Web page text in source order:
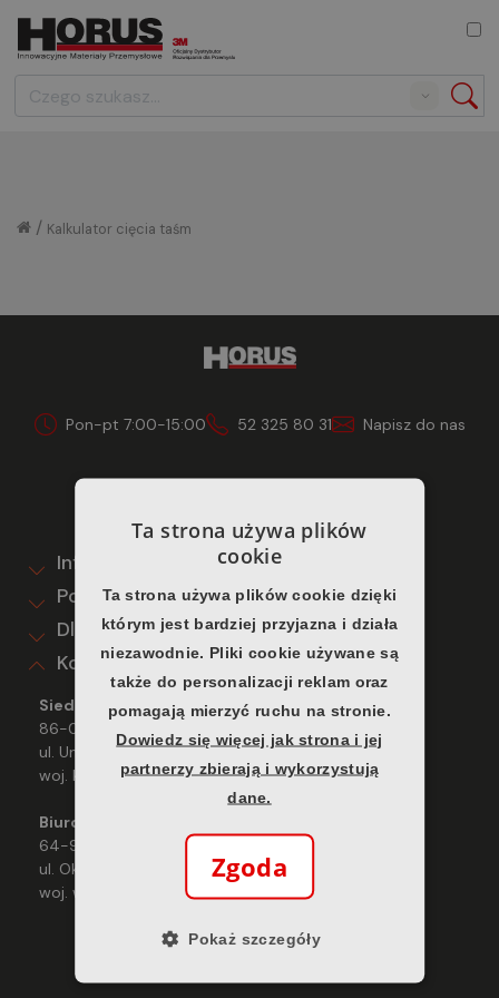
Search
Kalkulator cięcia taśm
/
Pon-pt 7:00-15:00 52 325 80 31 Napisz do nas
Informacje
Pomoc
Dla klienta
Kontakt
Siedziba firmy
86-050 Solec Kujawski
ul. Unii Europejskiej 33
woj. kujawsko-pomorskie
Biuro handlowe
64-920 Piła
ul. Okrzei 18
woj. wielkopolskie
Ta strona używa plików
cookie
Ta strona używa plików cookie dzięki
którym jest bardziej przyjazna i działa
niezawodnie. Pliki cookie używane są
także do personalizacji reklam oraz
pomagają mierzyć ruchu na stronie.
Dowiedz się więcej jak strona i jej
partnerzy zbierają i wykorzystują
dane.
Zgoda
Pokaż szczegóły